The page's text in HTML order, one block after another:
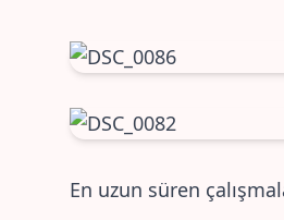
En uzun süren